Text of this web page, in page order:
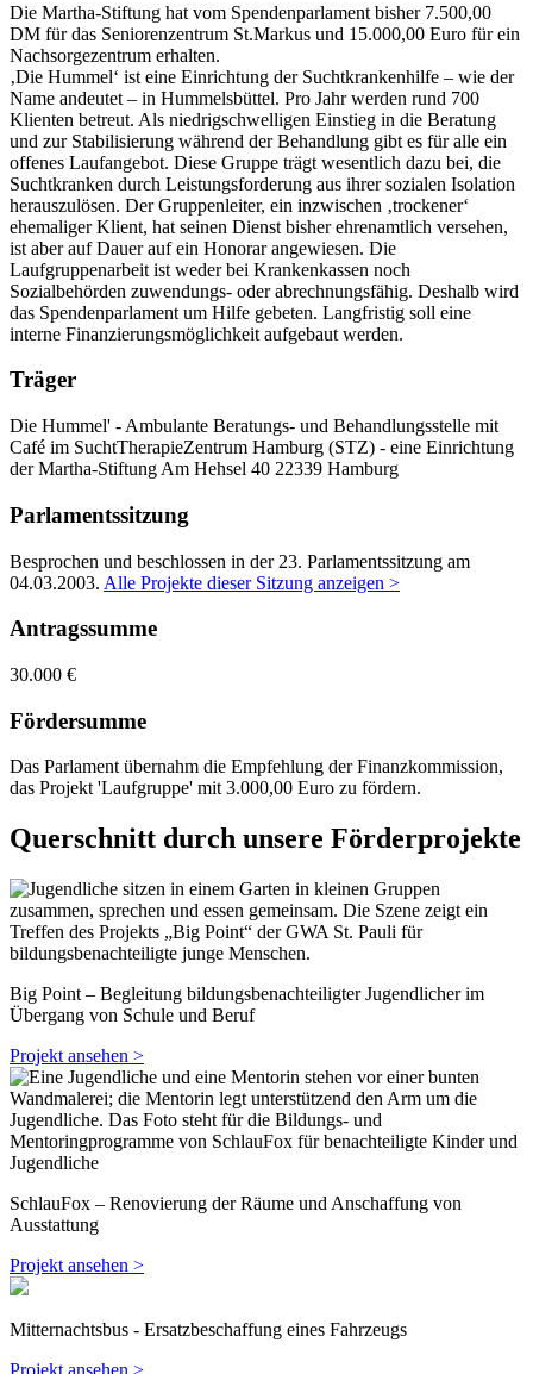
Die Martha-Stiftung hat vom Spendenparlament bisher 7.500,00
DM für das Seniorenzentrum St.Markus und 15.000,00 Euro für ein
Nachsorgezentrum erhalten.
‚Die Hummel‘ ist eine Einrichtung der Suchtkrankenhilfe – wie der
Name andeutet – in Hummelsbüttel. Pro Jahr werden rund 700
Klienten betreut. Als niedrigschwelligen Einstieg in die Beratung
und zur Stabilisierung während der Behandlung gibt es für alle ein
offenes Laufangebot. Diese Gruppe trägt wesentlich dazu bei, die
Suchtkranken durch Leistungsforderung aus ihrer sozialen Isolation
herauszulösen. Der Gruppenleiter, ein inzwischen ‚trockener‘
ehemaliger Klient, hat seinen Dienst bisher ehrenamtlich versehen,
ist aber auf Dauer auf ein Honorar angewiesen. Die
Laufgruppenarbeit ist weder bei Krankenkassen noch
Sozialbehörden zuwendungs- oder abrechnungsfähig. Deshalb wird
das Spendenparlament um Hilfe gebeten. Langfristig soll eine
interne Finanzierungsmöglichkeit aufgebaut werden.
Träger
Die Hummel' - Ambulante Beratungs- und Behandlungsstelle mit
Café im SuchtTherapieZentrum Hamburg (STZ) - eine Einrichtung
der Martha-Stiftung Am Hehsel 40 22339 Hamburg
Parlamentssitzung
Besprochen und beschlossen in der 23. Parlamentssitzung am
04.03.2003. Alle Projekte dieser Sitzung anzeigen >
Antragssumme
30.000 €
Fördersumme
Das Parlament übernahm die Empfehlung der Finanzkommission,
das Projekt 'Laufgruppe' mit 3.000,00 Euro zu fördern.
Querschnitt durch unsere Förderprojekte
Big Point – Begleitung bildungsbenachteiligter Jugendlicher im
Übergang von Schule und Beruf
Projekt ansehen >
SchlauFox – Renovierung der Räume und Anschaffung von
Ausstattung
Projekt ansehen >
Mitternachtsbus - Ersatzbeschaffung eines Fahrzeugs